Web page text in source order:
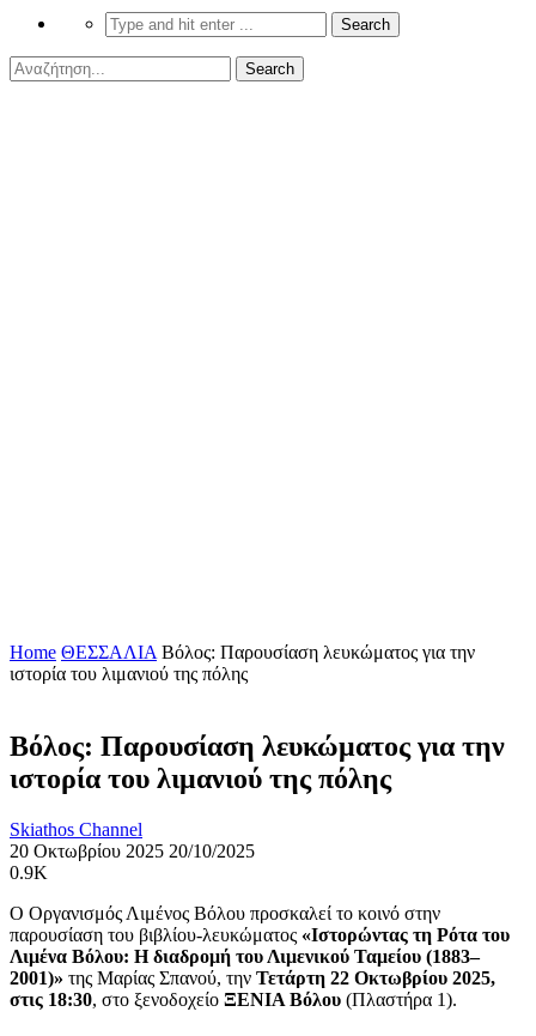
Home ΘΕΣΣΑΛΙΑ Βόλος: Παρουσίαση λευκώματος για την
ιστορία του λιμανιού της πόλης
Βόλος: Παρουσίαση λευκώματος για την
ιστορία του λιμανιού της πόλης
Skiathos Channel
20 Οκτωβρίου 2025 20/10/2025
0.9K
Ο Οργανισμός Λιμένος Βόλου προσκαλεί το κοινό στην
παρουσίαση του βιβλίου-λευκώματος «Ιστορώντας τη Ρότα του
Λιμένα Βόλου: Η διαδρομή του Λιμενικού Ταμείου (1883–
2001)» της Μαρίας Σπανού, την Τετάρτη 22 Οκτωβρίου 2025,
στις 18:30, στο ξενοδοχείο ΞΕΝΙΑ Βόλου (Πλαστήρα 1).